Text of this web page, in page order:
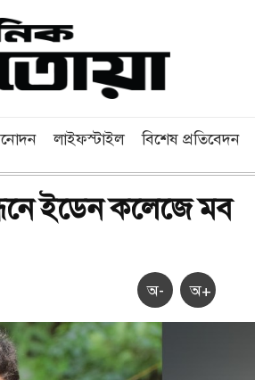
লাইফস্টাইল বিশেষ প্রতিবেদন
ইডেন কলেজে মব
অ- অ+